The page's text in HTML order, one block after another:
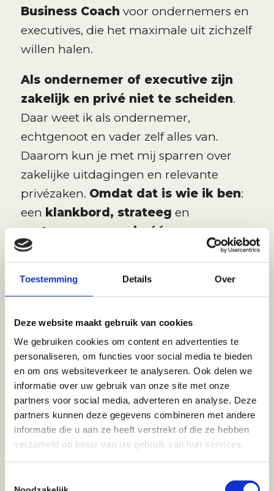
Toestemming Details Over
Deze website maakt gebruik van cookies
We gebruiken cookies om content en advertenties te
personaliseren, om functies voor social media te bieden
en om ons websiteverkeer te analyseren. Ook delen we
informatie over uw gebruik van onze site met onze
partners voor social media, adverteren en analyse. Deze
partners kunnen deze gegevens combineren met andere
informatie die u aan ze heeft verstrekt of die ze hebben
verzameld op basis van uw gebruik van hun services.
Business Coach voor ondernemers en
executives, die het maximale uit zichzelf
willen halen.
Als ondernemer of executive zijn
zakelijk en privé niet te scheiden.
Daar weet ik als ondernemer,
echtgenoot en vader zelf alles van.
Daarom kun je met mij sparren over
zakelijke uitdagingen en relevante
privézaken. Omdat dat is wie ik ben:
een klankbord, strateeg en
vertrouwensman in één.
Zo heb ik ondertussen in meer dan
duizend gesprekkenal honderden
ondernemers en executives
gecoacht, die mede daardoor de
resultaten hebben bereikt die jij
waarschijnlijk ook voor ogen hebt.
Naast mijn werk als Business Coach
begeleid ik ondernemers al meer
dan 20 jaarals
Bedrijfsovernameadviseur met hun
bedrijf te verkopen.